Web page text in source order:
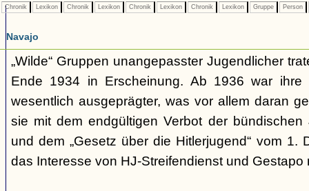
Chronik Lexikon Chronik Lexikon Chronik Lexikon Chronik Lexikon Gruppe Person
Navajo
„Wilde“ Gruppen unangepasster Jugendlicher
Ende 1934 in Erscheinung. Ab 1936 war ihre
wesentlich ausgeprägter, was vor allem daran
sie mit dem endgültigen Verbot der
und dem „Gesetz über die Hitlerjugend“ vom 1.
das Interesse von HJ-Streifendienst und Gestapo